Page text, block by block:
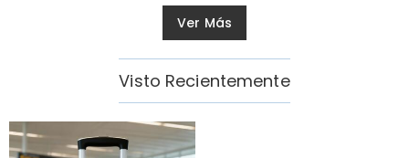
Ver Más
Visto Recientemente